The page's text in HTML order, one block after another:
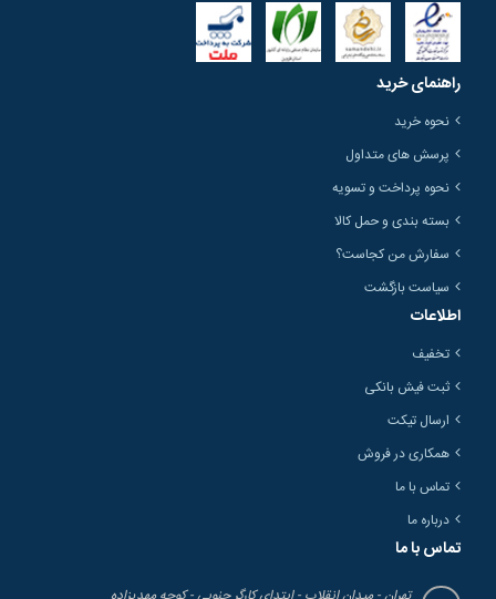
راهنمای خرید
نحوه خرید
پرسش های متداول
نحوه پرداخت و تسویه
بسته بندی و حمل کالا
سفارش من کجاست؟
سیاست بازگشت
اطلاعات
تخفیف
ثبت فیش بانکی
ارسال تیکت
همکاری در فروش
تماس با ما
درباره ما
تماس با ما